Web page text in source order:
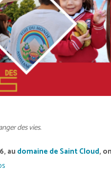
des vies.
au domaine de Saint Cloud,